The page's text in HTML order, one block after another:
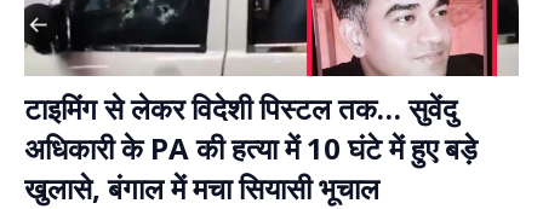
टाइमिंग से लेकर विदेशी पिस्टल तक… सुवेंदु
अधिकारी के PA की हत्या में 10 घंटे में हुए बड़े
खुलासे, बंगाल में मचा सियासी भूचाल